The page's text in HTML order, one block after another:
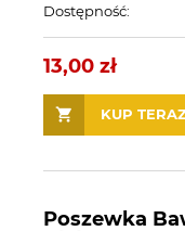
Dostępność:
13,00 zł
KUP
Poszewka